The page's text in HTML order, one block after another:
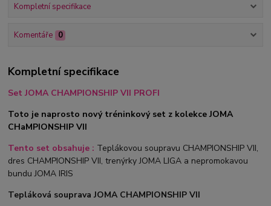
Kompletní specifikace
Komentáře 0
Kompletní specifikace
Set JOMA CHAMPIONSHIP VII PROFI
Toto je naprosto nový tréninkový set z kolekce JOMA
CHaMPIONSHIP VII
Tento set obsahuje : Teplákovou soupravu CHAMPIONSHIP VII,
dres CHAMPIONSHIP VII, trenýrky JOMA LIGA a nepromokavou
bundu JOMA IRIS
Tepláková souprava JOMA CHAMPIONSHIP VII